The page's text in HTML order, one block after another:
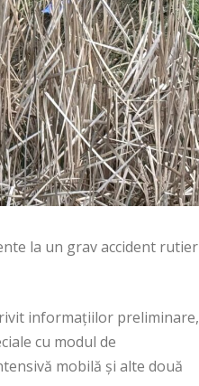
la un grav accident rutier
informațiilor preliminare,
cu modul de
mobilă și alte două